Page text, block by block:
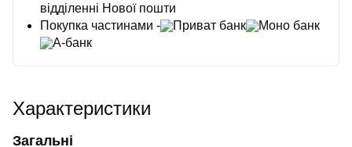
відділенні Нової пошти
Покупка частинами -
Приват банк
Моно банк
А-банк
Характеристики
Загальні